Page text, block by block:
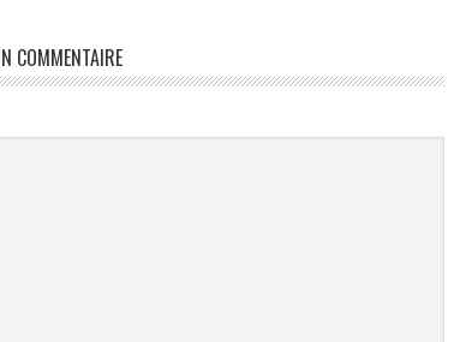
COMMENTAIRE